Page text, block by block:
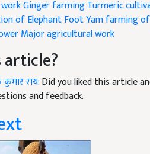
Ginger farmingTurmeric
of Elephant Foot Yamfarming
Major agricultural work
article?
राय. Did you liked this article
and feedback.